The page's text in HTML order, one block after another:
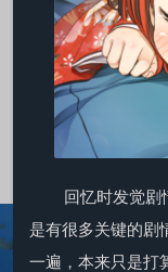
回忆时发觉剧
是有很多关键的剧
一遍，本来只是打